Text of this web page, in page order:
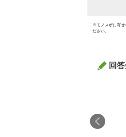
※モノスポに寄せ
ださい。
回